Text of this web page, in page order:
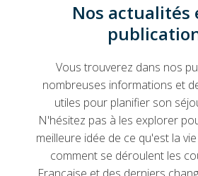
Nos actualités
Vous trouverez dans nos
nombreuses informations et
utiles pour planifier son
N'hésitez pas à les explorer
meilleure idée de ce qu'est la
comment se déroulent les